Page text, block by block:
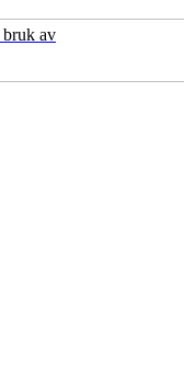
bruk av